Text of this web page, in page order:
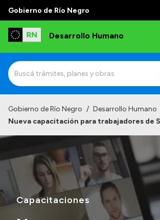
Gobierno de Río Negro
Desarrollo Humano
Misión
Autoridades
Delegaciones
Normativa
Gobierno de Río Negro / Desarrollo Humano
Nueva capacitación para trabajadores de
Capacitaciones